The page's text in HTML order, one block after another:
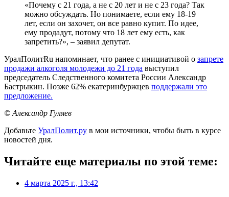
«Почему с 21 года, а не с 20 лет и не с 23 года? Так
можно обсуждать. Но понимаете, если ему 18-19
лет, если он захочет, он все равно купит. По идее,
ему продадут, потому что 18 лет ему есть, как
запретить?», – заявил депутат.
УралПолитRu напоминает, что ранее с инициативой о запрете
продажи алкоголя молодежи до 21 года выступил
председатель Следственного комитета России Александр
Бастрыкин. Позже 62% екатеринбуржцев поддержали это
предложение.
© Александр Гуляев
Добавьте УралПолит.ру в мои источники, чтобы быть в курсе
новостей дня.
Читайте еще материалы по этой теме:
4 марта 2025 г., 13:42